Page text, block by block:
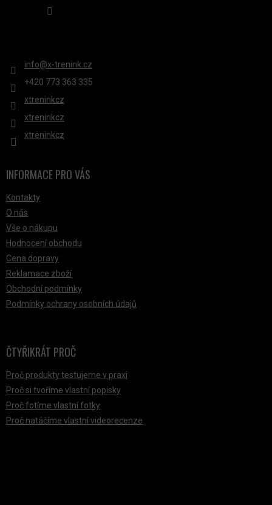
info@x-trenink.cz
+420 ‭773 363 335
xtreninkcz
xtreninkcz
xtreninkcz
INFORMACE PRO VÁS
Kontakty
O nás
Vše o nákupu
Hodnocení obchodu
Cena dopravy
Reklamace zboží
Obchodní podmínky
Podmínky ochrany osobních údajů
ČTYŘIKRÁT PROČ
Proč produkty testujeme v praxi
Proč si tvoříme vlastní popisky
Proč fotíme vlastní fotky
Proč natáčíme vlastní videorecenze